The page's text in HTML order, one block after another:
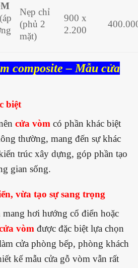
(áp
Nẹp chỉ
(phủ 2
mặt)
900 x
2.200
composite – Mẫu cửa
biệt
cửa vòm có phần khác biệt
thường, mang đến sự khác
trúc xây dựng, góp phần tạo
gian sống.
vừa tạo sự sang trọng
hơi hướng cổ điển hoặc
vòm được đặc biệt lựa chọn
cửa phòng bếp, phòng khách
kế mẫu cửa gỗ vòm vẫn rất